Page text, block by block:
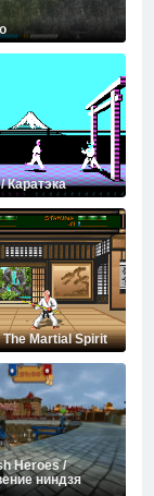
Каратэка
Martial Spirit
Heroes /
ниндзя